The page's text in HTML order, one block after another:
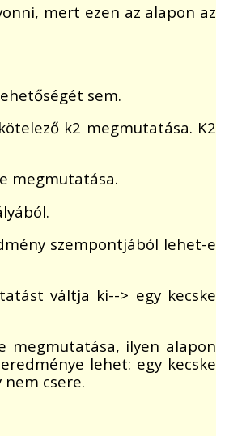
mert ezen az alapon az
sem.
k2 megmutatása. K2
megmutatása.
szempontjából lehet-e
váltja ki--> egy kecske
megmutatása, ilyen alapon
lehet: egy kecske
csere.